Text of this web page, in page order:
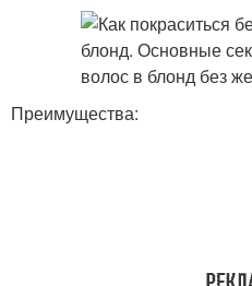
Преимущества: